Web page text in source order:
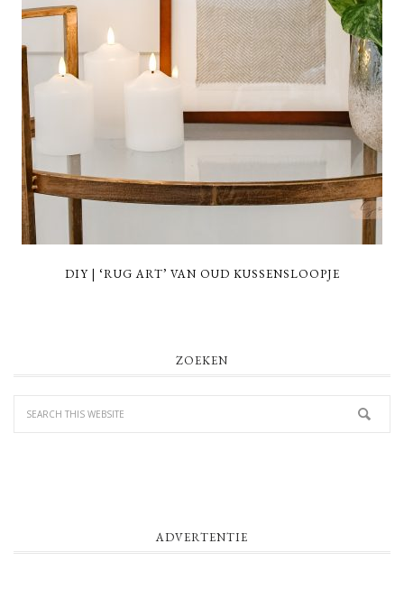
DIY | ‘RUG ART’ VAN OUD KUSSENSLOOPJE
ZOEKEN
ADVERTENTIE